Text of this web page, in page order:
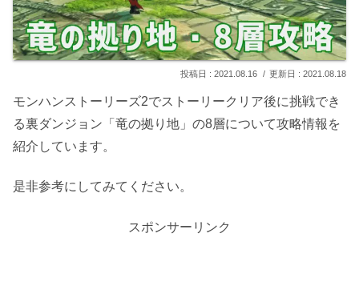
2021.08.16 2021.08.18
モンハンストーリーズ2でストーリークリア後に挑戦でき
る裏ダンジョン「竜の拠り地」の8層について攻略情報を
紹介しています。
是非参考にしてみてください。
スポンサーリンク